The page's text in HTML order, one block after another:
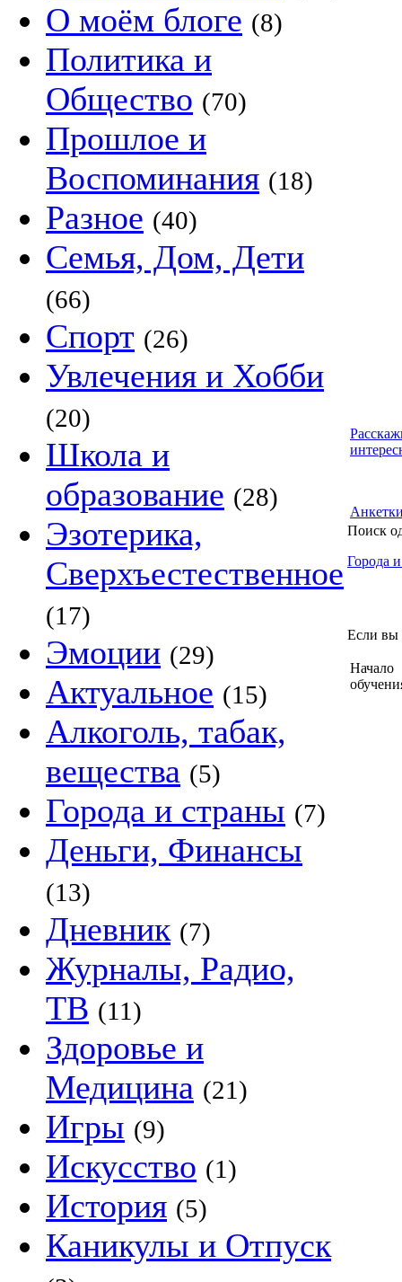
О моём блоге (8)
Политика и
Общество (70)
Прошлое и
Воспоминания (18)
Разное (40)
Семья, Дом, Дети
(66)
Спорт (26)
Увлечения и Хобби
(20)
Школа и
образование (28)
Эзотерика,
Сверхъестественное
(17)
Эмоции (29)
Актуальное (15)
Алкоголь, табак,
вещества (5)
Города и страны (7)
Деньги, Финансы
(13)
Дневник (7)
Журналы, Радио,
ТВ (11)
Здоровье и
Медицина (21)
Игры (9)
Искусство (1)
История (5)
Каникулы и Отпуск
Поиск
Города
Если вы
Начало